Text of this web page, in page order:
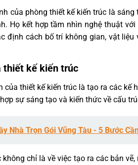
của phòng thiết kế kiến trúc là
Họ kết hợp tầm nhìn nghệ thuật
định cách bố trí không gian, vật
thiết kế kiến trúc
của thiết kế kiến trúc là tạo ra các
sự sáng tạo và kiến thức về cấu
Nhà Trọn Gói Vũng Tàu - 5 Bước
không chỉ là về việc tạo ra các bản